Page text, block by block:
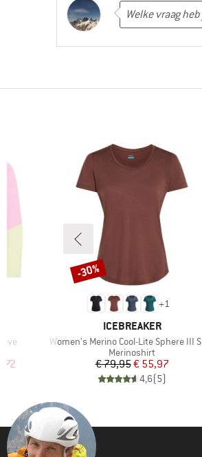
prijs
+1
MERK
ICEBREAKER
Artikel
Women's Merino Cool-Lite Sphere III S/S Scoop
Productgroep
Merinoshirt
Prijs
€ 79,95Verlaagde prijs
€ 55,97
4,6(5)
Korting
-30%